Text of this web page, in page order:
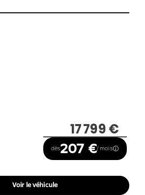
17 799 €
dès207 €/ mois
Voir le véhicule